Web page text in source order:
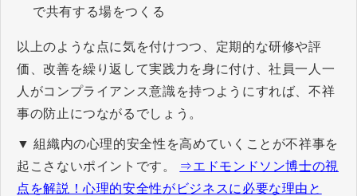
で共有する場をつくる
以上のような点に気を付けつつ、定期的な研修や評
価、改善を繰り返して実践力を身に付け、社員一人一
人がコンプライアンス意識を持つようにすれば、不祥
事の防止につながるでしょう。
▼ 組織内の心理的安全性を高めていくことが不祥事を
起こさないポイントです。 ⇒エドモンドソン博士の視
点を解説！心理的安全性がビジネスに必要な理由と